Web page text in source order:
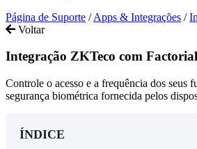
Página de Suporte / Apps & Integrações /
Voltar
Integração ZKTeco com Factorial
Controle o acesso e a frequência dos seus
segurança biométrica fornecida pelos
ÍNDICE